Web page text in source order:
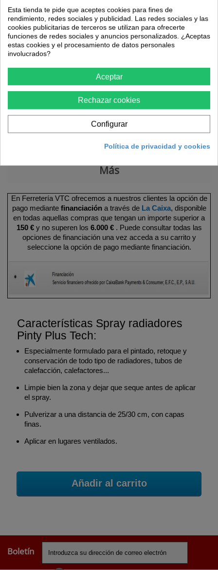
7,13 €
Cantidad
Más
En Ferretería VTC ofrecemos a nuestros clientes la opción de
pago mediante financiacióna través de La Caixa, disponible
en todas aquellas compras que tengan un importe superior a
150 €y no superen los 6.000 €. Puede consultar todas las
opciones de financiación una vez acceda a su carrito y
seleccione la opción de pago mediante financiación.
Características Spray radiadores
Pinty Plus Tech:
Especialmente formulado para el pintado, retoque y
conservación de todo tipo de radiadores, tubos de
calefacción, calefactores...
Limpie bien la zona y dejar que seque antes de aplicar
el spray.
Pulverizar a una distancia de 25/30 cm, con capas
finas.
Aplicar en lugares ventilados.
Añadir al carrito
Boletín
Esta tienda te pide que aceptes cookies para fines de
rendimiento, redes sociales y publicidad. Las redes sociales y las
cookies publicitarias de terceros se utilizan para ofrecerte
funciones de redes sociales y anuncios personalizados. ¿Aceptas
estas cookies y el procesamiento de datos personales
involucrados?
Aceptar
Rechazar cookies
Configurar
Política de privacidad y cookies